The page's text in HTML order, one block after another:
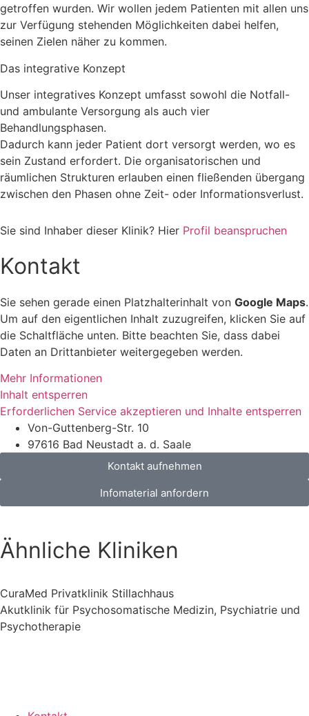
getroffen wurden. Wir wollen jedem Patienten mit allen uns
zur Verfügung stehenden Möglichkeiten dabei helfen,
seinen Zielen näher zu kommen.
Das integrative Konzept
Unser integratives Konzept umfasst sowohl die Notfall-
und ambulante Versorgung als auch vier
Behandlungsphasen.
Dadurch kann jeder Patient dort versorgt werden, wo es
sein Zustand erfordert. Die organisatorischen und
räumlichen Strukturen erlauben einen fließenden übergang
zwischen den Phasen ohne Zeit- oder Informationsverlust.
Sie sind Inhaber dieser Klinik? Hier Profil beanspruchen
Kontakt
Sie sehen gerade einen Platzhalterinhalt von Google Maps.
Um auf den eigentlichen Inhalt zuzugreifen, klicken Sie auf
die Schaltfläche unten. Bitte beachten Sie, dass dabei
Daten an Drittanbieter weitergegeben werden.
Mehr Informationen
Inhalt entsperren
Erforderlichen Service akzeptieren und Inhalte entsperren
Von-Guttenberg-Str. 10
97616 Bad Neustadt a. d. Saale
Kontakt aufnehmen
Infomaterial anfordern
Ähnliche Kliniken
CuraMed Privatklinik Stillachhaus
Akutklinik für Psychosomatische Medizin, Psychiatrie und
Psychotherapie